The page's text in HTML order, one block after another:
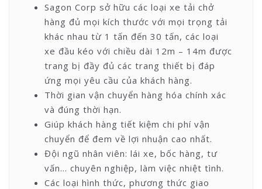
Sagon Corp sở hữu các loại xe tải chở
hàng đủ mọi kích thước với mọi trọng tải
khác nhau từ 1 tấn đến 30 tấn, các loại
xe đầu kéo với chiều dài 12m – 14m được
trang bị đầy đủ các trang thiết bị đáp
ứng mọi yêu cầu của khách hàng.
Thời gian vận chuyển hàng hóa chính xác
và đúng thời hạn.
Giúp khách hàng tiết kiệm chi phí vận
chuyển để đem về lợi nhuận cao nhất.
Đội ngũ nhân viên: lái xe, bốc hàng, tư
vấn… chuyên nghiệp, làm việc nhiệt tình.
Các loại hình thức, phương thức giao